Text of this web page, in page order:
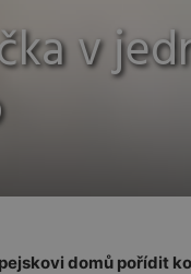
v
domů pořídit